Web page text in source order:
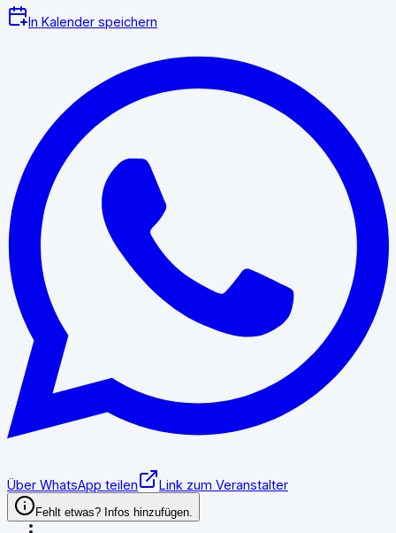
In Kalender speichern
Über WhatsApp teilen Link zum Veranstalter
Fehlt etwas? Infos hinzufügen.